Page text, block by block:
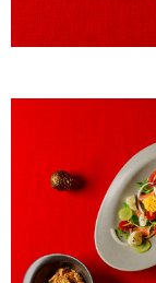
４．使用「AFTEE
時審查核予不同之上
請求用戶進行身份認